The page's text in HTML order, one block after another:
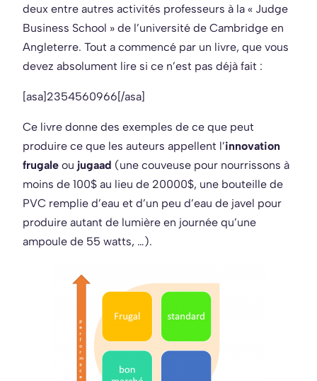
deux entre autres activités professeurs à la « Judge
Business School » de l’université de Cambridge en
Angleterre. Tout a commencé par un livre, que vous
devez absolument lire si ce n’est pas déjà fait :
[asa]2354560966[/asa]
Ce livre donne des exemples de ce que peut
produire ce que les auteurs appellent l’innovation
frugale ou jugaad (une couveuse pour nourrissons à
moins de 100$ au lieu de 20000$, une bouteille de
PVC remplie d’eau et d’un peu d’eau de javel pour
produire autant de lumière en journée qu’une
ampoule de 55 watts, …).